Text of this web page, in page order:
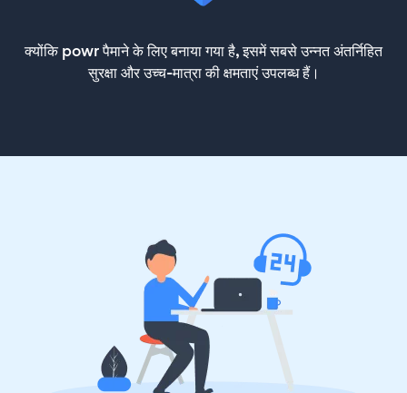
क्योंकि powr पैमाने के लिए बनाया गया है, इसमें सबसे उन्नत अंतर्निहित
सुरक्षा और उच्च-मात्रा की क्षमताएं उपलब्ध हैं।